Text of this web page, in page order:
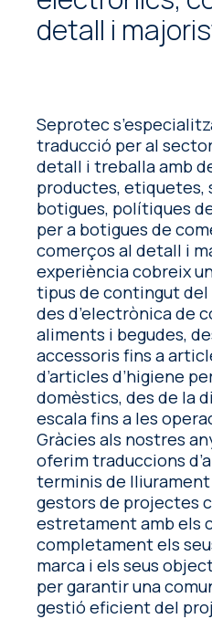
detall i
Seprotec
traducció per al
detall i treballa amb
productes, etiquetes,
botigues, polítiques
per a botigues de
comerços al detall i
experiència cobreix
tipus de contingut
des d’electrònica de
aliments i begudes,
accessoris fins a
d’articles d’higiene
domèstics, des de la
escala fins a les
Gràcies als nostres
oferim traduccions
terminis de
gestors de projectes
estretament amb els
completament els
marca i els seus
per garantir una
gestió eficient del